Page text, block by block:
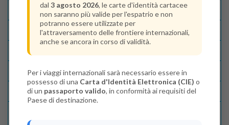
Descrizione E Itinerario
Disponibilità
Recensioni
Lascia La Tua Recensione
dal 3 agosto 2026, le carte d'identità cartacee
non saranno più valide per l'espatrio e non
potranno essere utilizzate per
l'attraversamento delle frontiere internazionali,
anche se ancora in corso di validità.
Per i viaggi internazionali sarà necessario essere in
possesso di una Carta d'Identità Elettronica (CIE) o
di un passaporto valido, in conformità ai requisiti del
Paese di destinazione.